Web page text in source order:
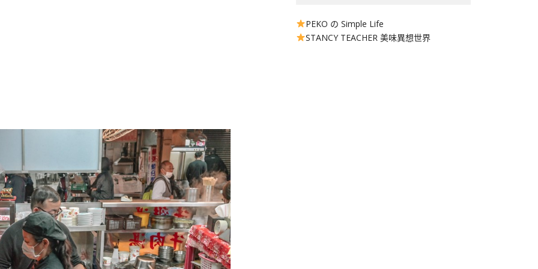
PEKO の Simple Life
STANCY TEACHER 美味異想世界